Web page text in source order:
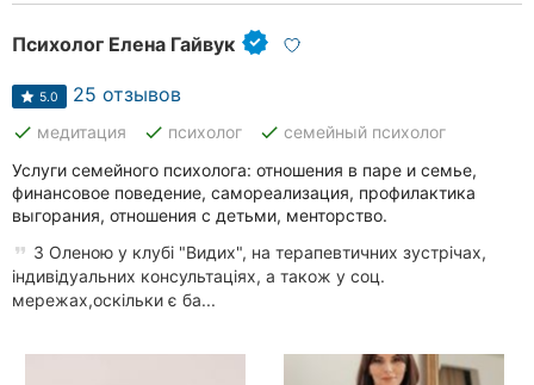
Ветеринарные
Автошколы
Рестораны
Все
рубрики
Психолог Елена Гайвук
5.0 25 отзывов
done медитация done психолог done семейный психолог
Услуги семейного психолога: отношения в паре и семье,
финансовое поведение, самореализация, профилактика
выгорания, отношения с детьми, менторство.
З Оленою у клубі "Видих", на терапевтичних зустрічах,
індивідуальних консультаціях, а також у соц.
мережах,оскільки є ба...